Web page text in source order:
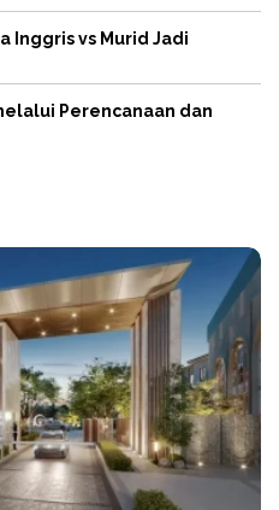
Inggris vs Murid Jadi
Perencanaan dan